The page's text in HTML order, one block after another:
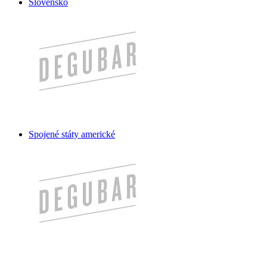
Spojené státy americké